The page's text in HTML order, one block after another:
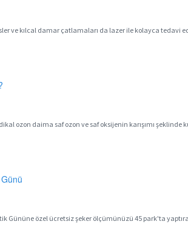
ve kılcal damar çatlamaları da lazer ile kolayca
ozon daima saf ozon ve saf oksijenin karışımı
Gününe özel ücretsiz şeker ölçümünüzü 45 park'ta